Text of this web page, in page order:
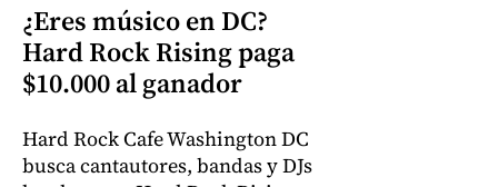
¿Eres músico en DC?
Hard Rock Rising paga
$10.000 al ganador
Hard Rock Cafe Washington DC
busca cantautores, bandas y DJs